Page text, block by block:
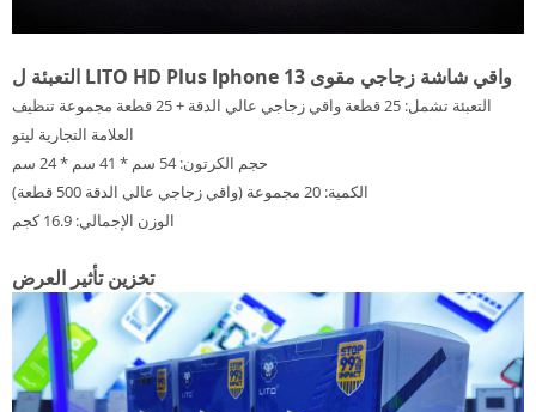
التعبئة ل LITO HD Plus Iphone 13 واقي شاشة زجاجي مقوى
التعبئة تشمل: 25 قطعة واقي زجاجي عالي الدقة + 25 قطعة مجموعة تنظيف
العلامة التجارية ليتو
حجم الكرتون: 54 سم * 41 سم * 24 سم
الكمية: 20 مجموعة (واقي زجاجي عالي الدقة 500 قطعة)
الوزن الإجمالي: 16.9 كجم
تخزين تأثير العرض